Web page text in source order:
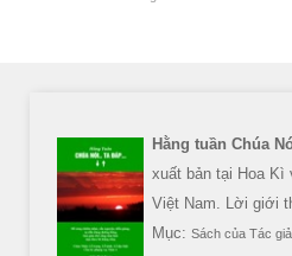
Hằng tuần Chúa
xuất bản tại Hoa Kì
Việt Nam. Lời giới
Mục: Sách của Tác giả